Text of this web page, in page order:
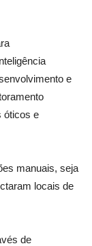
e
óticos e
manuais, seja
locais de
de